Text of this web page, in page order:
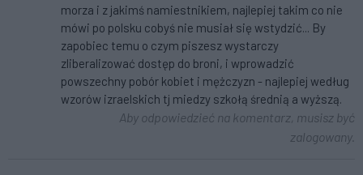
morza i z jakimś namiestnikiem, najlepiej takim co nie
mówi po polsku cobyś nie musiał się wstydzić... By
zapobiec temu o czym piszesz wystarczy
zliberalizować dostęp do broni, i wprowadzić
powszechny pobór kobiet i mężczyzn - najlepiej według
wzorów izraelskich tj miedzy szkołą średnią a wyższą.
Aby odpowiedzieć na komentarz, musisz być
zalogowany.